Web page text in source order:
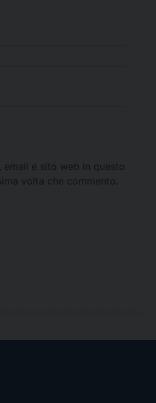
email e sito web in questo
volta che commento.